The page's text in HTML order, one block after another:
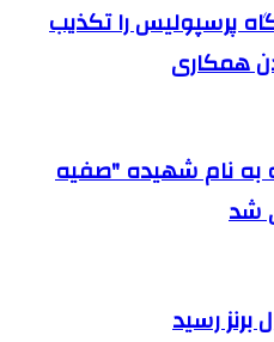
پرسپولیس را تکذیب
همکاری
به نام شهیده "صفیه
شد
برنز رسید